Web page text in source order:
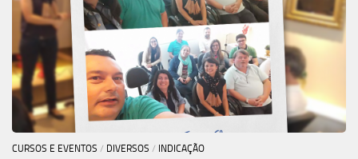
CURSOS E EVENTOS / DIVERSOS / INDICAÇÃO